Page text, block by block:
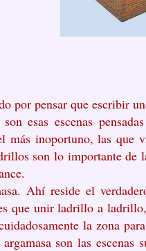
por pensar que escribir
esas escenas
más inoportuno, las que
son lo importante
Ahí reside el
que unir ladrillo a
la zona
son las